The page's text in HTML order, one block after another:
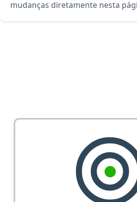
mudanças diretamente nesta